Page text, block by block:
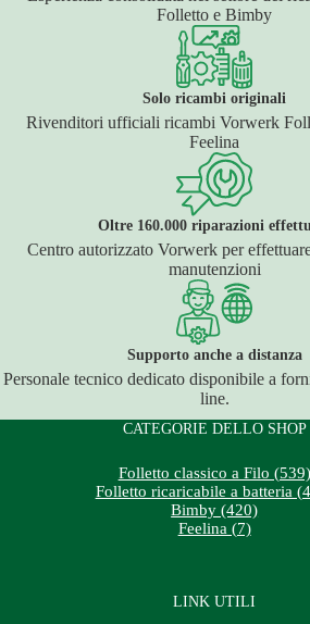
Folletto e Bimby
Solo ricambi originali
Rivenditori ufficiali ricambi Vorwerk
Feelina
Oltre 160.000 riparazioni
Centro autorizzato Vorwerk per
manutenzioni
Supporto anche a distanza
Personale tecnico dedicato disponibile a
line.
CATEGORIE DELLO SHOP
Folletto classico a Filo (539)
Folletto ricaricabile a batteria
Bimby (420)
Feelina (7)
LINK UTILI